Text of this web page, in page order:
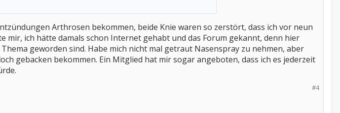
Arthrosen bekommen, beide Knie waren so zerstört, dass ich vor neun
mir, ich hätte damals schon Internet gehabt und das Forum gekannt, denn hier
geworden sind. Habe mich nicht mal getraut Nasenspray zu nehmen, aber
gebacken bekommen. Ein Mitglied hat mir sogar angeboten, dass ich es jederzeit
#4